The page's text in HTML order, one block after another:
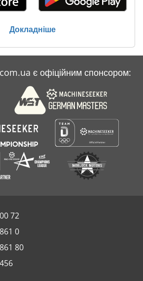
Докладніше
є офіційним спонсором:
72
0
80